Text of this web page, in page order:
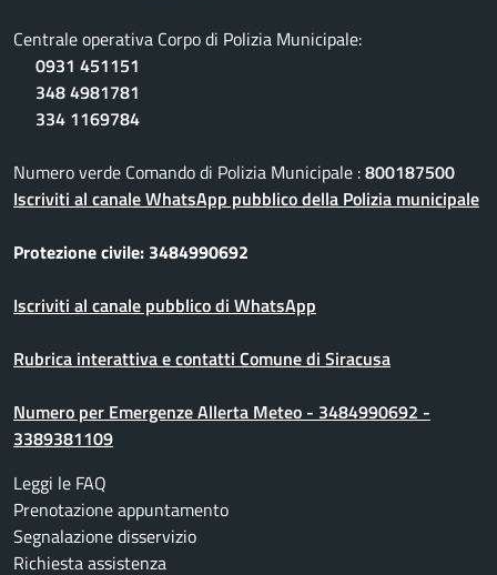
Centrale operativa Corpo di Polizia Municipale:
0931 451151
348 4981781
334 1169784
Numero verde Comando di Polizia Municipale :800187500
Iscriviti al canale WhatsApp pubblico della Polizia municipale
Protezione civile: 3484990692
Iscriviti al canale pubblico di WhatsApp
Rubrica interattiva e contatti Comune di Siracusa
Numero per Emergenze Allerta Meteo - 3484990692 -
3389381109
Leggi le FAQ
Prenotazione appuntamento
Segnalazione disservizio
Richiesta assistenza